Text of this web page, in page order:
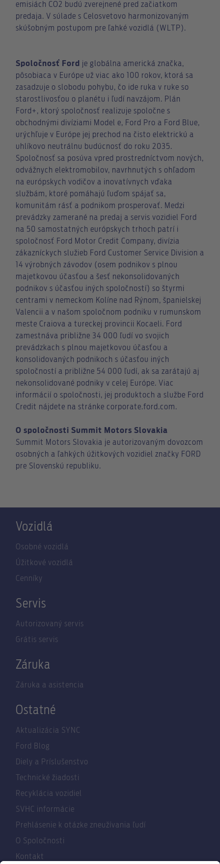
emisiách CO2 budú zverejnené pred začiatkom
predaja. V súlade s Celosvetovo harmonizovaným
skúšobným postupom pre ľahké vozidlá (WLTP).
Spoločnosť Ford je globálna americká značka,
pôsobiaca v Európe už viac ako 100 rokov, ktorá sa
zasadzuje o slobodu pohybu, čo ide ruka v ruke so
starostlivosťou o planétu i ľudí navzájom. Plán
Ford+, ktorý spoločnosť realizuje spoločne s
obchodnými divíziami Model e, Ford Pro a Ford Blue,
urýchľuje v Európe jej prechod na čisto elektrickú a
uhlíkovo neutrálnu budúcnosť do roku 2035.
Spoločnosť sa posúva vpred prostredníctvom nových,
odvážnych elektromobilov, navrhnutých s ohľadom
na európskych vodičov a inovatívnych vďaka
službám, ktoré pomáhajú ľuďom spájať sa,
komunitám rásť a podnikom prosperovať. Medzi
prevádzky zamerané na predaj a servis vozidiel Ford
na 50 samostatných európskych trhoch patrí i
spoločnosť Ford Motor Credit Company, divízia
zákazníckych služieb Ford Customer Service Division a
14 výrobných závodov (osem podnikov s plnou
majetkovou účasťou a šesť nekonsolidovaných
podnikov s účasťou iných spoločností) so štyrmi
centrami v nemeckom Kolíne nad Rýnom, španielskej
Valencii a v našom spoločnom podniku v rumunskom
meste Craiova a tureckej provincii Kocaeli. Ford
zamestnáva približne 34 000 ľudí vo svojich
prevádzkach s plnou majetkovou účasťou a
konsolidovaných podnikoch s účasťou iných
spoločností a približne 54 000 ľudí, ak sa zarátajú aj
nekonsolidované podniky v celej Európe. Viac
informácií o spoločnosti, jej produktoch a službe Ford
Credit nájdete na stránke corporate.ford.com.
O spoločnosti Summit Motors Slovakia
Summit Motors Slovakia je autorizovaným dovozcom
osobných a ľahkých úžitkových vozidiel značky FORD
pre Slovenskú republiku.
Vozidlá
Osobné vozidlá
Úžitkové vozidlá
Cenníky
Servis
Autorizovaný servis
Grátis servis
Záruka
Záruka a asistencia
Ostatné
Aktualizácia SYNC
Ford Blog
Diely a Príslušenstvo
Technické žiadosti
Recyklácia vozidiel
SVHC informácie
Prehlásenie k otázke zneužívania ľudí
O Spoločnosti
Kontakt